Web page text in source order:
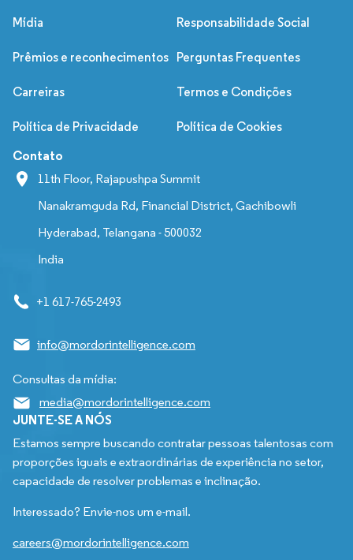
Mídia Responsabilidade Social
Prêmios e reconhecimentos Perguntas Frequentes
Carreiras Termos e Condições
Política de Privacidade Política de Cookies
Contato
11th Floor, Rajapushpa Summit
Nanakramguda Rd, Financial District, Gachibowli
Hyderabad, Telangana - 500032
India
+1 617-765-2493
info@mordorintelligence.com
Consultas da mídia:
media@mordorintelligence.com
JUNTE-SE A NÓS
Estamos sempre buscando contratar pessoas talentosas com
proporções iguais e extraordinárias de experiência no setor,
capacidade de resolver problemas e inclinação.
Interessado? Envie-nos um e-mail.
careers@mordorintelligence.com